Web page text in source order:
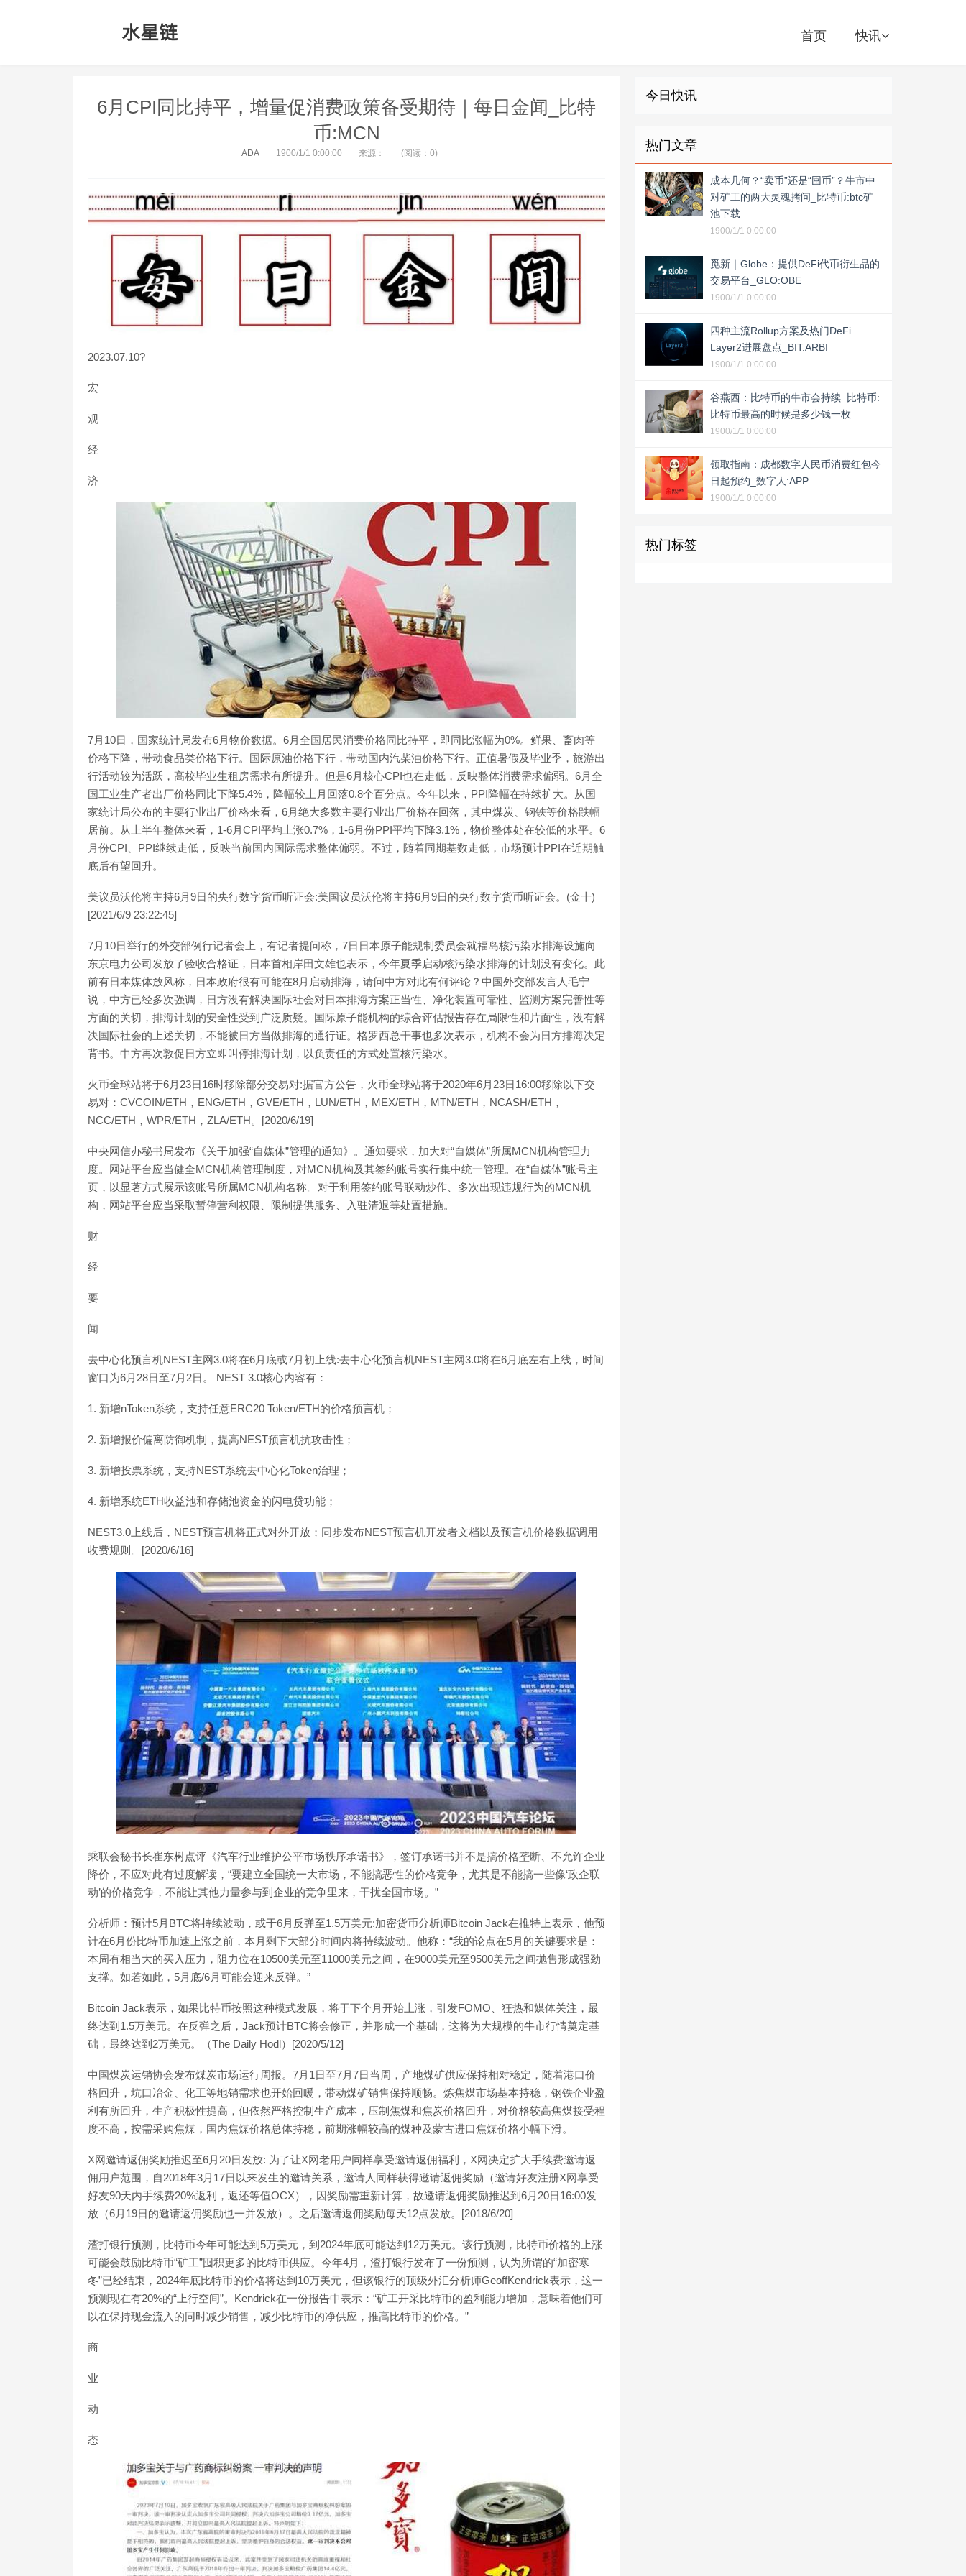
首页 快讯
6月CPI同比持平，增量促消费政策备受期待｜每日金闻_比特
币:MCN
ADA 1900/1/1 0:00:00 来源： (阅读：0)
2023.07.10?
宏
观
经
济
7月10日，国家统计局发布6月物价数据。6月全国居民消费价格同比持平，即同比涨幅为0%。鲜果、畜肉等
价格下降，带动食品类价格下行。国际原油价格下行，带动国内汽柴油价格下行。正值暑假及毕业季，旅游出
行活动较为活跃，高校毕业生租房需求有所提升。但是6月核心CPI也在走低，反映整体消费需求偏弱。6月全
国工业生产者出厂价格同比下降5.4%，降幅较上月回落0.8个百分点。今年以来，PPI降幅在持续扩大。从国
家统计局公布的主要行业出厂价格来看，6月绝大多数主要行业出厂价格在回落，其中煤炭、钢铁等价格跌幅
居前。从上半年整体来看，1-6月CPI平均上涨0.7%，1-6月份PPI平均下降3.1%，物价整体处在较低的水平。6
月份CPI、PPI继续走低，反映当前国内国际需求整体偏弱。不过，随着同期基数走低，市场预计PPI在近期触
底后有望回升。
美议员沃伦将主持6月9日的央行数字货币听证会:美国议员沃伦将主持6月9日的央行数字货币听证会。(金十)
[2021/6/9 23:22:45]
7月10日举行的外交部例行记者会上，有记者提问称，7日日本原子能规制委员会就福岛核污染水排海设施向
东京电力公司发放了验收合格证，日本首相岸田文雄也表示，今年夏季启动核污染水排海的计划没有变化。此
前有日本媒体放风称，日本政府很有可能在8月启动排海，请问中方对此有何评论？中国外交部发言人毛宁
说，中方已经多次强调，日方没有解决国际社会对日本排海方案正当性、净化装置可靠性、监测方案完善性等
方面的关切，排海计划的安全性受到广泛质疑。国际原子能机构的综合评估报告存在局限性和片面性，没有解
决国际社会的上述关切，不能被日方当做排海的通行证。格罗西总干事也多次表示，机构不会为日方排海决定
背书。中方再次敦促日方立即叫停排海计划，以负责任的方式处置核污染水。
火币全球站将于6月23日16时移除部分交易对:据官方公告，火币全球站将于2020年6月23日16:00移除以下交
易对：CVCOIN/ETH，ENG/ETH，GVE/ETH，LUN/ETH，MEX/ETH，MTN/ETH，NCASH/ETH，
NCC/ETH，WPR/ETH，ZLA/ETH。[2020/6/19]
中央网信办秘书局发布《关于加强“自媒体”管理的通知》。通知要求，加大对“自媒体”所属MCN机构管理力
度。网站平台应当健全MCN机构管理制度，对MCN机构及其签约账号实行集中统一管理。在“自媒体”账号主
页，以显著方式展示该账号所属MCN机构名称。对于利用签约账号联动炒作、多次出现违规行为的MCN机
构，网站平台应当采取暂停营利权限、限制提供服务、入驻清退等处置措施。
财
经
要
闻
去中心化预言机NEST主网3.0将在6月底或7月初上线:去中心化预言机NEST主网3.0将在6月底左右上线，时间
窗口为6月28日至7月2日。 NEST 3.0核心内容有：
1. 新增nToken系统，支持任意ERC20 Token/ETH的价格预言机；
2. 新增报价偏离防御机制，提高NEST预言机抗攻击性；
3. 新增投票系统，支持NEST系统去中心化Token治理；
4. 新增系统ETH收益池和存储池资金的闪电贷功能；
NEST3.0上线后，NEST预言机将正式对外开放；同步发布NEST预言机开发者文档以及预言机价格数据调用
收费规则。[2020/6/16]
乘联会秘书长崔东树点评《汽车行业维护公平市场秩序承诺书》，签订承诺书并不是搞价格垄断、不允许企业
降价，不应对此有过度解读，“要建立全国统一大市场，不能搞恶性的价格竞争，尤其是不能搞一些像‘政企联
动’的价格竞争，不能让其他力量参与到企业的竞争里来，干扰全国市场。”
分析师：预计5月BTC将持续波动，或于6月反弹至1.5万美元:加密货币分析师Bitcoin Jack在推特上表示，他预
计在6月份比特币加速上涨之前，本月剩下大部分时间内将持续波动。他称：“我的论点在5月的关键要求是：
本周有相当大的买入压力，阻力位在10500美元至11000美元之间，在9000美元至9500美元之间抛售形成强劲
支撑。如若如此，5月底/6月可能会迎来反弹。”
Bitcoin Jack表示，如果比特币按照这种模式发展，将于下个月开始上涨，引发FOMO、狂热和媒体关注，最
终达到1.5万美元。在反弹之后，Jack预计BTC将会修正，并形成一个基础，这将为大规模的牛市行情奠定基
础，最终达到2万美元。（The Daily Hodl）[2020/5/12]
中国煤炭运销协会发布煤炭市场运行周报。7月1日至7月7日当周，产地煤矿供应保持相对稳定，随着港口价
格回升，坑口冶金、化工等地销需求也开始回暖，带动煤矿销售保持顺畅。炼焦煤市场基本持稳，钢铁企业盈
利有所回升，生产积极性提高，但依然严格控制生产成本，压制焦煤和焦炭价格回升，对价格较高焦煤接受程
度不高，按需采购焦煤，国内焦煤价格总体持稳，前期涨幅较高的煤种及蒙古进口焦煤价格小幅下滑。
X网邀请返佣奖励推迟至6月20日发放: 为了让X网老用户同样享受邀请返佣福利，X网决定扩大手续费邀请返
佣用户范围，自2018年3月17日以来发生的邀请关系，邀请人同样获得邀请返佣奖励（邀请好友注册X网享受
好友90天内手续费20%返利，返还等值OCX），因奖励需重新计算，故邀请返佣奖励推迟到6月20日16:00发
放（6月19日的邀请返佣奖励也一并发放）。之后邀请返佣奖励每天12点发放。[2018/6/20]
渣打银行预测，比特币今年可能达到5万美元，到2024年底可能达到12万美元。该行预测，比特币价格的上涨
可能会鼓励比特币“矿工”囤积更多的比特币供应。今年4月，渣打银行发布了一份预测，认为所谓的“加密寒
冬”已经结束，2024年底比特币的价格将达到10万美元，但该银行的顶级外汇分析师GeoffKendrick表示，这一
预测现在有20%的“上行空间”。Kendrick在一份报告中表示：“矿工开采比特币的盈利能力增加，意味着他们可
以在保持现金流入的同时减少销售，减少比特币的净供应，推高比特币的价格。”
商
业
动
态
今日快讯
热门文章
成本几何？“卖币”还是“囤币”？牛市中
对矿工的两大灵魂拷问_比特币:btc矿
池下载
1900/1/1 0:00:00
觅新｜Globe：提供DeFi代币衍生品的
交易平台_GLO:OBE
1900/1/1 0:00:00
四种主流Rollup方案及热门DeFi
Layer2进展盘点_BIT:ARBI
1900/1/1 0:00:00
谷燕西：比特币的牛市会持续_比特币:
比特币最高的时候是多少钱一枚
1900/1/1 0:00:00
领取指南：成都数字人民币消费红包今
日起预约_数字人:APP
1900/1/1 0:00:00
热门标签